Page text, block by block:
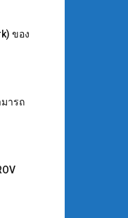
ของ
มารถ